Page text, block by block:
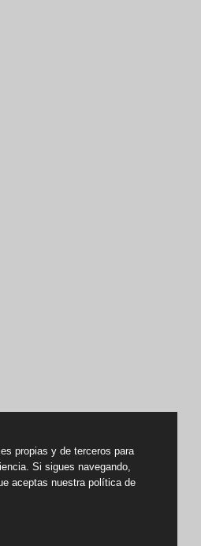
propias y de terceros para
Si sigues navegando,
aceptas nuestra política de